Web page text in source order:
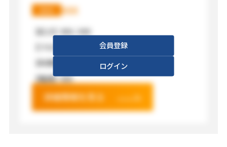
XXX XXX
【広さ】
XXX / XXX
【フロア】
【利用料金】
【電源】XXX
詳細情報を見る
会員登録
ログイン